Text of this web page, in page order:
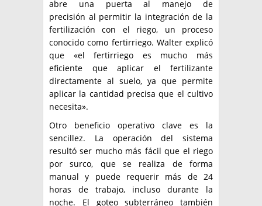
abre una puerta al manejo de
precisión al permitir la integración de la
fertilización con el riego, un proceso
conocido como fertirriego. Walter explicó
que «el fertirriego es mucho más
eficiente que aplicar el fertilizante
directamente al suelo, ya que permite
aplicar la cantidad precisa que el cultivo
necesita».
Otro beneficio operativo clave es la
sencillez. La operación del sistema
resultó ser mucho más fácil que el riego
por surco, que se realiza de forma
manual y puede requerir más de 24
horas de trabajo, incluso durante la
noche. El goteo subterráneo también